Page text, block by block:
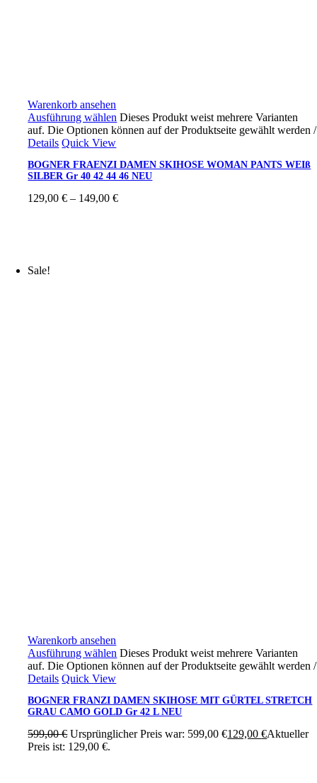
Warenkorb ansehen
Ausführung wählen Dieses Produkt weist mehrere Varianten
auf. Die Optionen können auf der Produktseite gewählt werden/
Details Quick View
BOGNER FRAENZI DAMEN SKIHOSE WOMAN PANTS WEIß
SILBER Gr 40 42 44 46 NEU
129,00€ – 149,00€
Sale!
Warenkorb ansehen
Ausführung wählen Dieses Produkt weist mehrere Varianten
auf. Die Optionen können auf der Produktseite gewählt werden/
Details Quick View
BOGNER FRANZI DAMEN SKIHOSE MIT GÜRTEL STRETCH
GRAU CAMO GOLD Gr 42 L NEU
599,00€ Ursprünglicher Preis war: 599,00 €129,00€Aktueller
Preis ist: 129,00 €.